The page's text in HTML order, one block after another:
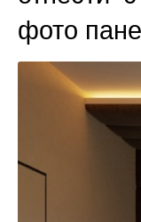
фото